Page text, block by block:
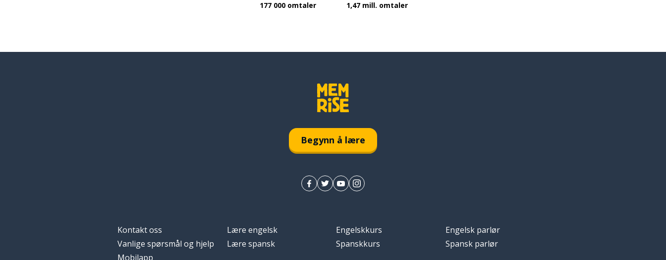
177 000 omtaler 1,47 mill. omtaler
Begynn å lære
Kontakt oss
Vanlige spørsmål og hjelp
Mobilapp
Lære engelsk
Lære spansk
Engelskkurs
Spanskkurs
Engelsk parlør
Spansk parlør